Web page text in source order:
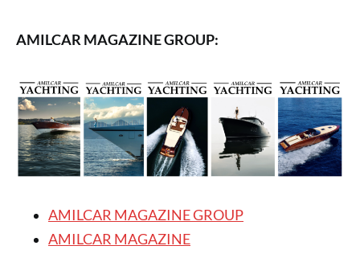
AMILCAR MAGAZINE GROUP:
AMILCAR MAGAZINE GROUP
AMILCAR MAGAZINE